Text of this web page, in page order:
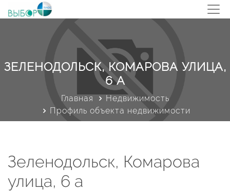
ЗЕЛЕНОДОЛЬСК, КОМАРОВА УЛИЦА,
6 А
Главная
Недвижимость
Профиль объекта недвижимости
Зеленодольск, Комарова
улица, 6 а